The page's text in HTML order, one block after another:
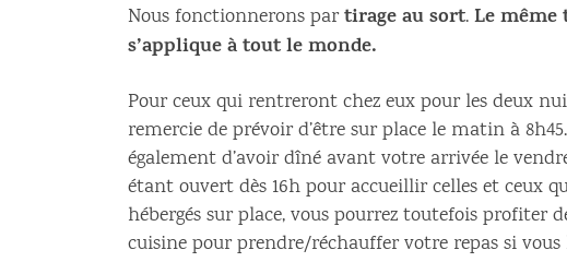
Nous fonctionnerons partirage au sort.Le
s’applique à tout le monde.
Pour ceux qui rentreront chez eux pour les deux
remercie de prévoir d’être sur place le matin à
également d’avoir dîné avant votre arrivée le
étant ouvert dès 16h pour accueillir celles et ceux
hébergés sur place, vous pourrez toutefois profiter
cuisine pour prendre/réchauffer votre repas si vous